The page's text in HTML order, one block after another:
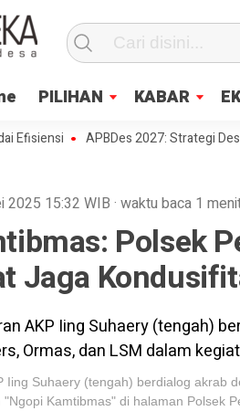
PILIHAN KABAR
APBDes 2027: Strategi Desa
2025 15:32 WIB · waktu baca 1
Polsek
Jaga
Iing Suhaery (tengah) berdialog akrab
Kamtibmas" di halaman Polsek